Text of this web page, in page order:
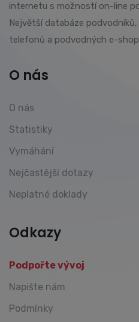
internetu s možností on-line
Největší databáze
telefonů a podvodných e-
O nás
O nás
Statistiky
Vymáhání
Nejčastější dotazy
Neplatné doklady
Odkazy
Podpořte vývoj
Napište nám
Podmínky